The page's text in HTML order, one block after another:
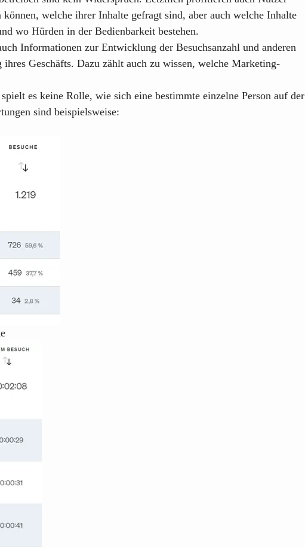
können, welche ihrer Inhalte gefragt sind, aber auch welche Inhalte
wo Hürden in der Bedienbarkeit bestehen.
Informationen zur Entwicklung der Besuchsanzahl und anderen
Geschäfts. Dazu zählt auch zu wissen, welche Marketing-
es keine Rolle, wie sich eine bestimmte einzelne Person auf der
sind beispielsweise: